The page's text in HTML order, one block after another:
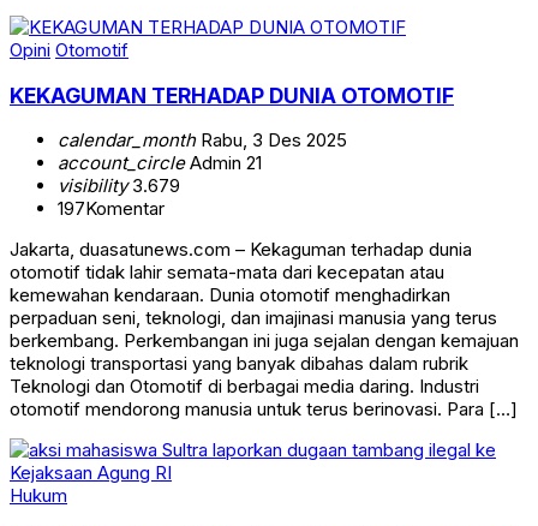
Opini Otomotif
KEKAGUMAN TERHADAP DUNIA OTOMOTIF
calendar_monthRabu, 3 Des 2025
account_circleAdmin 21
visibility3.679
197Komentar
Jakarta, duasatunews.com – Kekaguman terhadap dunia
otomotif tidak lahir semata-mata dari kecepatan atau
kemewahan kendaraan. Dunia otomotif menghadirkan
perpaduan seni, teknologi, dan imajinasi manusia yang terus
berkembang. Perkembangan ini juga sejalan dengan kemajuan
teknologi transportasi yang banyak dibahas dalam rubrik
Teknologi dan Otomotif di berbagai media daring. Industri
otomotif mendorong manusia untuk terus berinovasi. Para […]
Hukum